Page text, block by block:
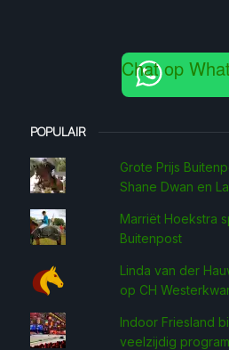
Chat op
POPULAIR
Grote Prijs
Shane Dwan en
Marriët Hoekstra
Buitenpost
Linda van der
op CH
Indoor Friesland
veelzijdig